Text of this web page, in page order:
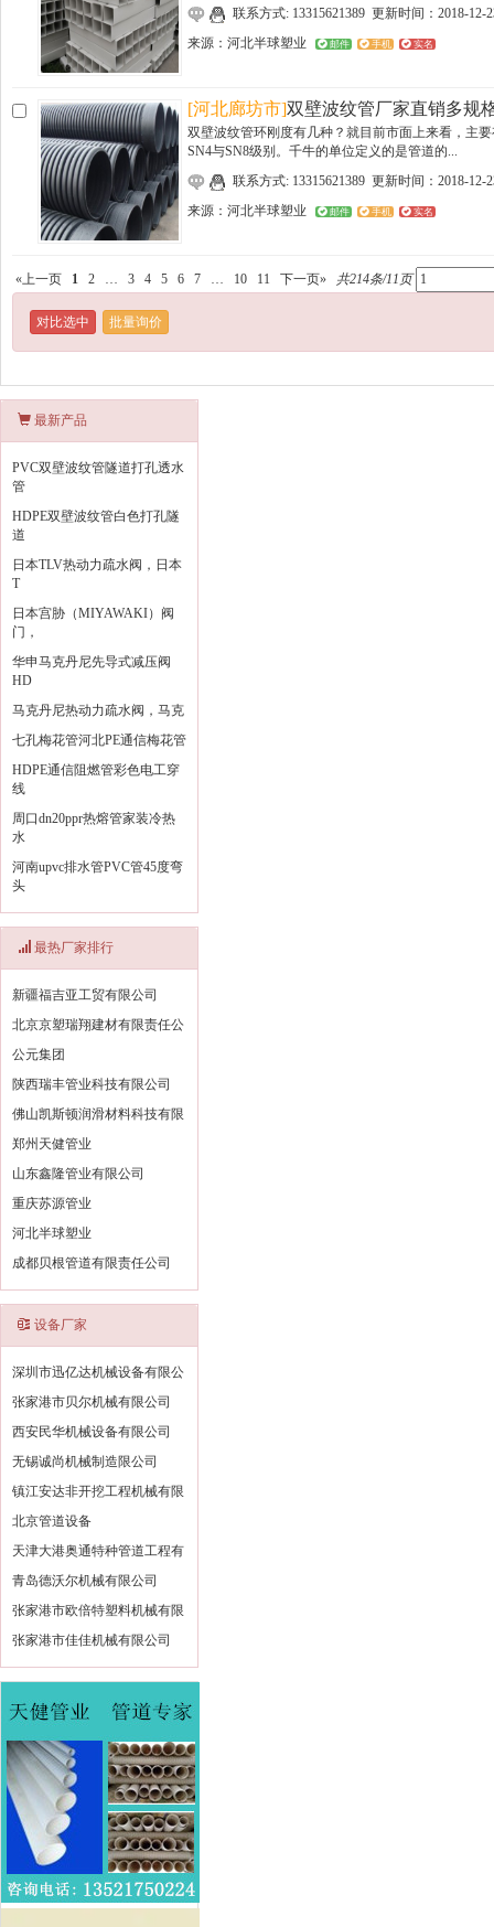
联系方式: 13315621389 更新时间：2018-12-
来源： 河北半球塑业 邮件 手机 实名
[河北廊坊市]双壁波纹管厂家直销多规
双壁波纹管环刚度有几种？就目前市面上来看，主
SN4与SN8级别。千牛的单位定义的是管道的...
联系方式: 13315621389 更新时间：2018-12-
来源： 河北半球塑业 邮件 手机 实名
«上一页 1 2 … 3 4 5 6 7 … 10 11 下一页» 共214条/11页
最新产品
PVC双壁波纹管隧道打孔透水
管
HDPE双壁波纹管白色打孔隧
道
日本TLV热动力疏水阀，日本
T
日本宫胁（MIYAWAKI）阀
门，
华申马克丹尼先导式减压阀
HD
马克丹尼热动力疏水阀，马克
七孔梅花管河北PE通信梅花管
HDPE通信阻燃管彩色电工穿
线
周口dn20ppr热熔管家装冷热
水
河南upvc排水管PVC管45度弯
头
最热厂家排行
新疆福吉亚工贸有限公司
北京京塑瑞翔建材有限责任公
公元集团
陕西瑞丰管业科技有限公司
佛山凯斯顿润滑材料科技有限
郑州天健管业
山东鑫隆管业有限公司
重庆苏源管业
河北半球塑业
成都贝根管道有限责任公司
设备厂家
深圳市迅亿达机械设备有限公
张家港市贝尔机械有限公司
西安民华机械设备有限公司
无锡诚尚机械制造限公司
镇江安达非开挖工程机械有限
北京管道设备
天津大港奥通特种管道工程有
青岛德沃尔机械有限公司
张家港市欧倍特塑料机械有限
张家港市佳佳机械有限公司